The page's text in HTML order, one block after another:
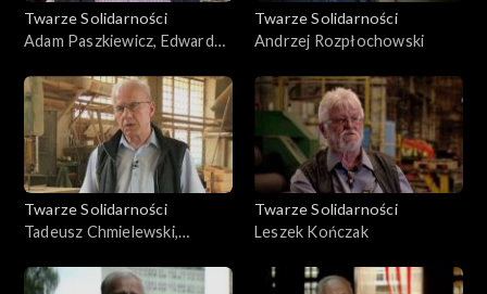
Twarze Solidarności
Adam Paszkiewicz, Edward
Twarze Solidarności
Andrzej Rozpłochowski
Twarze Solidarności
Tadeusz Chmielewski,
Twarze Solidarności
Leszek Kończak